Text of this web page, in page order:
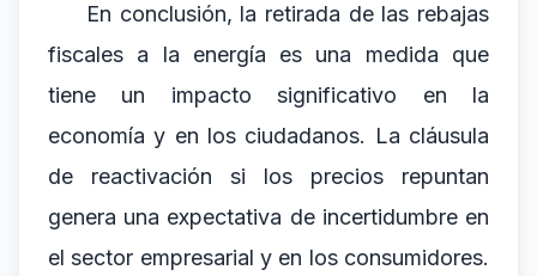
En conclusión, la retirada de las rebajas
fiscales a la energía es una medida que
tiene un impacto significativo en la
economía y en los ciudadanos. La cláusula
de reactivación si los precios repuntan
genera una expectativa de incertidumbre en
el sector empresarial y en los consumidores.